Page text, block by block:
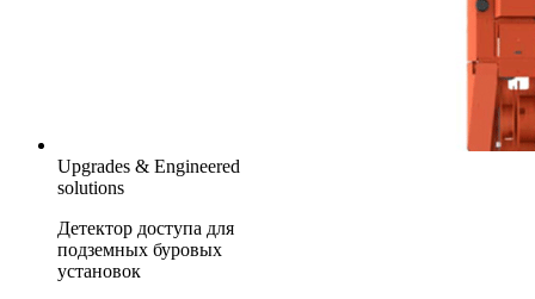
Upgrades & Engineered
solutions
Детектор доступа для
подземных буровых
установок